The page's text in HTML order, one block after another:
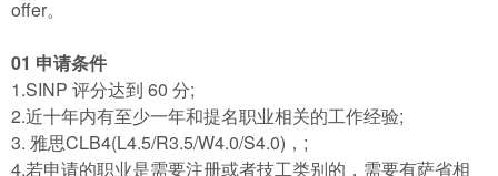
offer。
01 申请条件
1.SINP 评分达到 60 分;
2.近十年内有至少一年和提名职业相关的工作经验;
3. 雅思CLB4(L4.5/R3.5/W4.0/S4.0)，;
4.若申请的职业是需要注册或者技工类别的，需要有萨省相